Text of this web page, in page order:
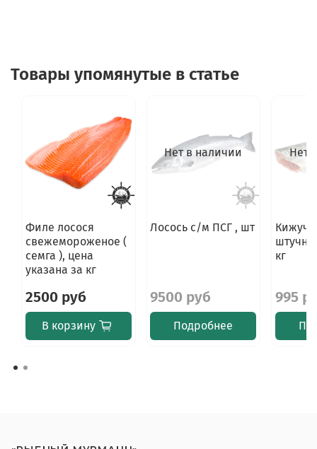
Товары упомянутые в статье
Филе лосося
свежемороженое (
семга ), цена
указана за кг
2500 руб
В корзину
Нет в наличии
Лосось с/м ПСГ , шт
9500 руб
Подробнее
Нет
Кижуч
кг
995